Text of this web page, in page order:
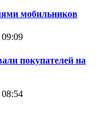
мобильников
09:09
покупателей на
08:54